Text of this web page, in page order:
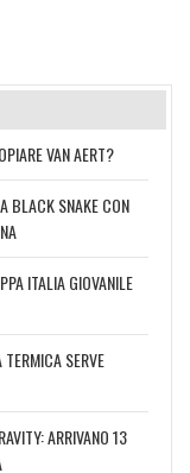
VAN AERT?
BLACK SNAKE CON
ITALIA GIOVANILE
SERVE
ARRIVANO 13